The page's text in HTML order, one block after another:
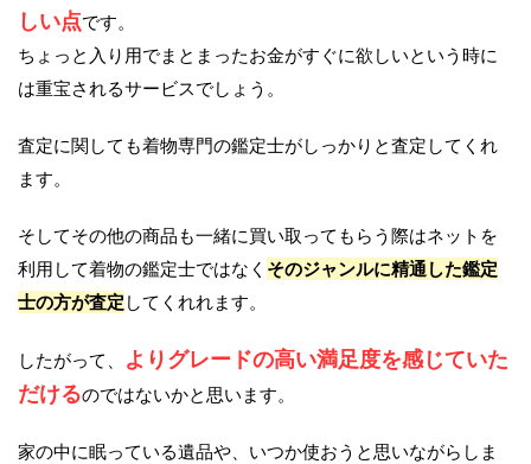
しい点です。
ちょっと入り用でまとまったお金がすぐに欲しいという時に
は重宝されるサービスでしょう。
査定に関しても着物専門の鑑定士がしっかりと査定してくれ
ます。
そしてその他の商品も一緒に買い取ってもらう際はネットを
利用して着物の鑑定士ではなく そのジャンルに精通した鑑定
士の方が査定 してくれれます。
したがって、
よりグレードの高い満足度を感じていた
だけるのではないかと思います。
家の中に眠っている遺品や、いつか使おうと思いながらしま